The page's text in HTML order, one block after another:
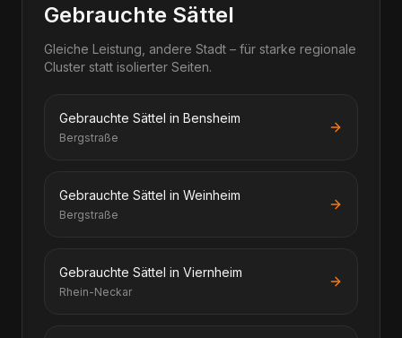
Gebrauchte Sättel
Gleiche Leistung, andere Stadt – für starke regionale
Cluster statt isolierter Seiten.
Gebrauchte Sättel in Bensheim
Bergstraße
Gebrauchte Sättel in Weinheim
Bergstraße
Gebrauchte Sättel in Viernheim
Rhein-Neckar